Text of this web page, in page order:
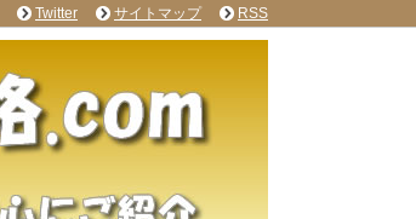
Twitter サイトマップ RSS